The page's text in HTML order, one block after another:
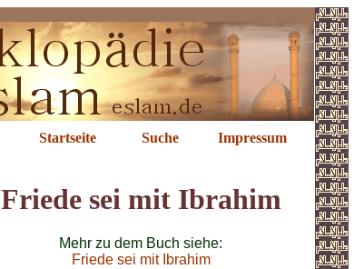
Startseite Suche Impressum
Friede sei mit Ibrahim
Mehr zu dem Buch siehe:
Friede sei mit Ibrahim